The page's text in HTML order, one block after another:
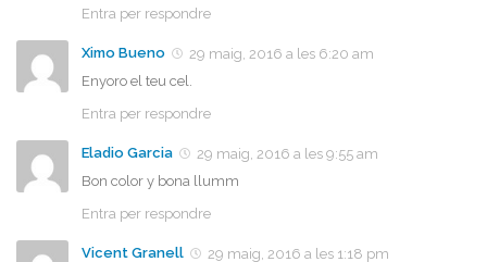
Entra per respondre
Ximo Bueno
29 maig, 2016 a les 6:20 am
Enyoro el teu cel.
Entra per respondre
Eladio Garcia
29 maig, 2016 a les 9:55 am
Bon color y bona llumm
Entra per respondre
Vicent Granell
29 maig, 2016 a les 1:18 pm